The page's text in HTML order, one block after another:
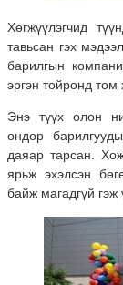
Хөгжүүлэгчид
тавьсан гэх
барилгын
эргэн тойронд
Энэ түүх олон
өндөр
даяар тарсан.
ярьж эхэлсэн
байж магадгүй гэж